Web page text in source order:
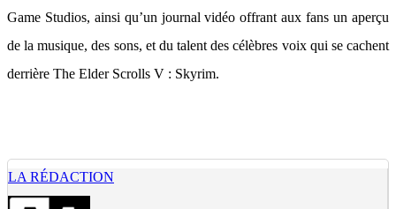
Game Studios, ainsi qu’un journal vidéo offrant aux fans un aperçu
de la musique, des sons, et du talent des célèbres voix qui se cachent
derrière The Elder Scrolls V : Skyrim.
LA RÉDACTION